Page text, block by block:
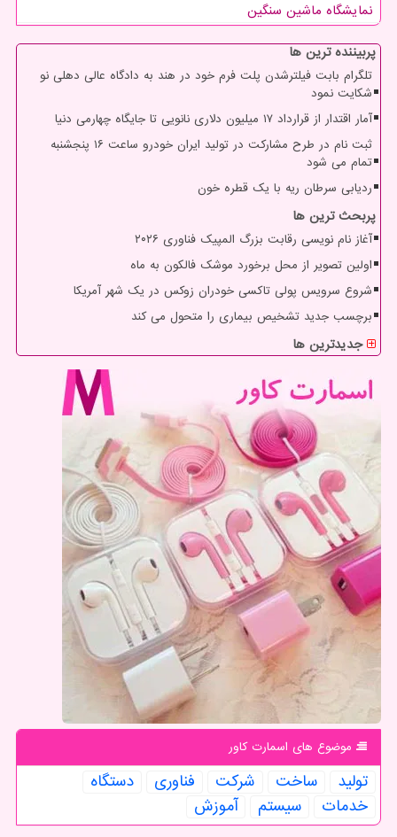
نمایشگاه ماشین سنگین
پربیننده ترین ها
تلگرام بابت فیلترشدن پلت فرم خود در هند به دادگاه عالی دهلی نو
شکایت نمود
آمار اقتدار از قرارداد ۱۷ میلیون دلاری نانویی تا جایگاه چهارمی دنیا
ثبت نام در طرح مشارکت در تولید ایران خودرو ساعت ۱۶ پنجشنبه
تمام می شود
ردیابی سرطان ریه با یک قطره خون
پربحث ترین ها
آغاز نام نویسی رقابت بزرگ المپیک فناوری ۲۰۲۶
اولین تصویر از محل برخورد موشک فالکون به ماه
شروع سرویس پولی تاکسی خودران زوکس در یک شهر آمریکا
برچسب جدید تشخیص بیماری را متحول می کند
جدیدترین ها
موضوع های اسمارت كاور
تولید ساخت شركت فناوری
دستگاه
خدمات
سیستم آموزش